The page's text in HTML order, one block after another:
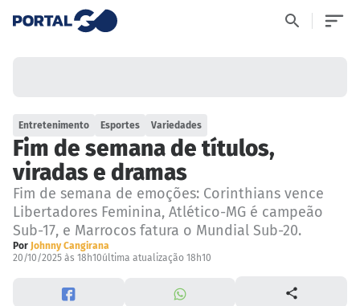
Entretenimento Esportes Variedades
Fim de semana de títulos,
viradas e dramas
Fim de semana de emoções: Corinthians vence
Libertadores Feminina, Atlético-MG é campeão
Sub-17, e Marrocos fatura o Mundial Sub-20.
Por Johnny Cangirana
20/10/2025 às 18h10última atualização 18h10